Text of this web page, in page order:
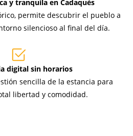
y tranquila en Cadaqués
permite descubrir el pueblo a
silencioso al final del día.
digital sin horarios
sencilla de la estancia para
libertad y comodidad.